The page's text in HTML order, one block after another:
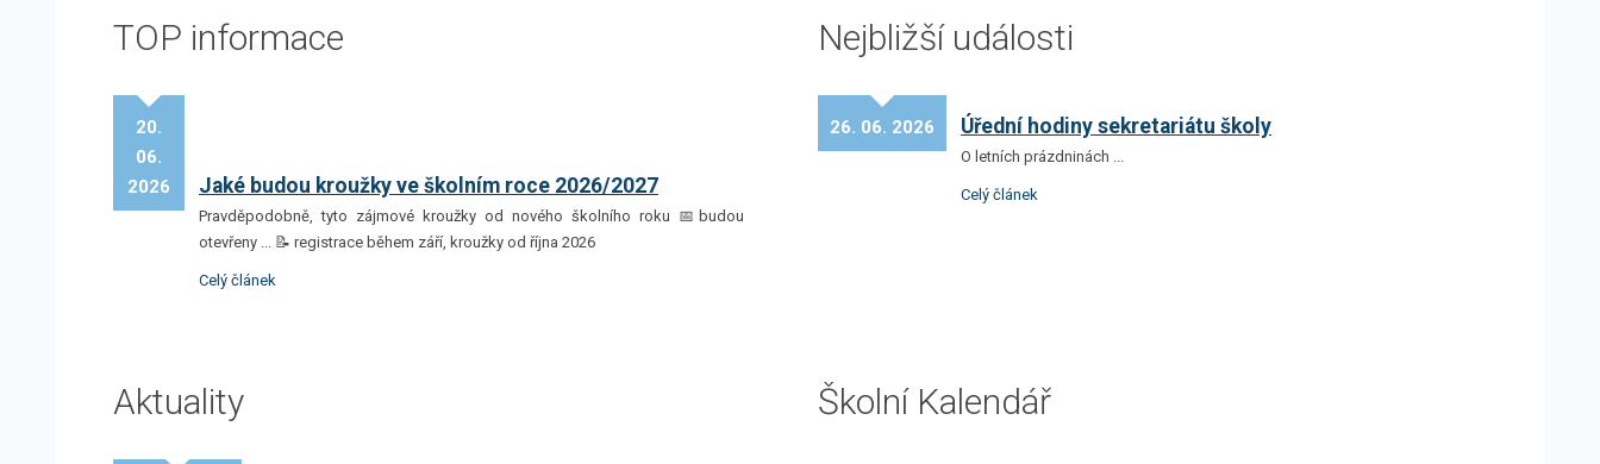
TOP informace
20.
06.
2026
Jaké budou kroužky ve školním roce 2026/2027
Pravděpodobně, tyto zájmové kroužky od nového školního roku 📅budou
otevřeny ... 📝 registrace během září, kroužky od října 2026
Celý článek
Nejbližší události
26. 06. 2026 Úřední hodiny sekretariátu školy
O letních prázdninách ...
Celý článek
Aktuality Školní Kalendář